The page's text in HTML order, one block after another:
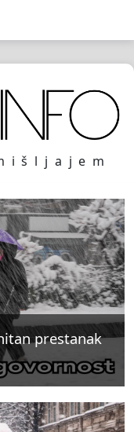
prestanak
prestanak
prestanak